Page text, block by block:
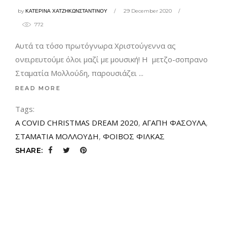
byΚΑΤΕΡΙΝΑ ΧΑΤΖΗΚΩΝΣΤΑΝΤΙΝΟΥ 29 December 2020
772
Αυτά τα τόσο πρωτόγνωρα Χριστούγεννα ας
ονειρευτούμε όλοι μαζί με μουσική! Η μετζο-σοπρανο
Σταματία Μολλούδη, παρουσιάζει
READ MORE
Tags:
A COVID CHRISTMAS DREAM 2020, ΑΓΑΠΗ ΦΑΣΟΥΛΑ,
ΣΤΑΜΑΤΙΑ ΜΟΛΛΟΥΔΗ, ΦΟΙΒΟΣ ΦΙΛΚΑΣ
SHARE: